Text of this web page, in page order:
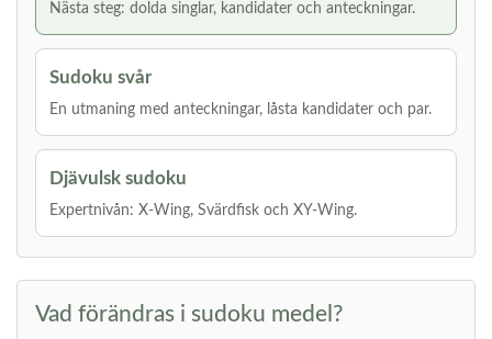
Nästa steg: dolda singlar, kandidater och anteckningar.
Sudoku svår
En utmaning med anteckningar, låsta kandidater och par.
Djävulsk sudoku
Expertnivån: X-Wing, Svärdfisk och XY-Wing.
Vad förändras i sudoku medel?